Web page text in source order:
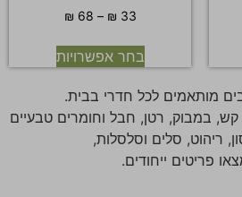
₪ 33
–
₪ 68
בחר אפשרויות
מותאמים לכל חדרי בבית.
במבוק, רטן, חבל וחומרים טבעיים
ריהוט, סלים וסלסלות,
פריטים ייחודים.